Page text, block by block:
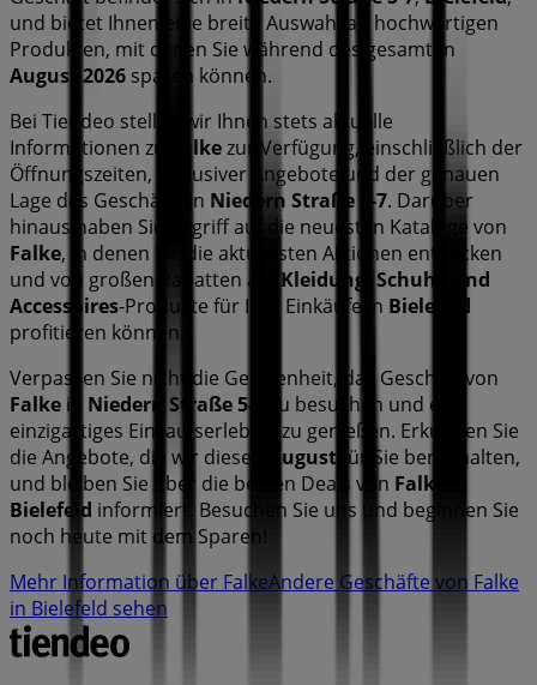
und bietet Ihnen eine breite Auswahl an hochwertigen
Produkten, mit denen Sie während des gesamten
August 2026 sparen können.
Bei Tiendeo stellen wir Ihnen stets aktuelle
Informationen zu
Falkezur Verfügung, einschließlich der
Öffnungszeiten, exklusiver Angebote und der genauen
Lage des Geschäfts in Niedern Straße 5-7. Darüber
hinaus haben Sie Zugriff auf die neuesten Kataloge von
Falke, in denen Sie die aktuellsten Aktionen entdecken
und von großen Rabatten auf Kleidung, Schuhe und
Accessoires-Produkte für Ihre Einkäufe in Bielefeld
profitieren können.
Verpassen Sie nicht die Gelegenheit, das Geschäft von
Falke in Niedern Straße 5-7
zu besuchen und ein
einzigartiges Einkaufserlebnis zu genießen. Erkunden Sie
die Angebote, die wir diesen
August für Sie bereithalten,
und bleiben Sie über die besten Deals von Falke
Bielefeld informiert. Besuchen Sie uns und beginnen Sie
noch heute mit dem Sparen!
Mehr Information über FalkeAndere Geschäfte von Falke
in Bielefeld sehen